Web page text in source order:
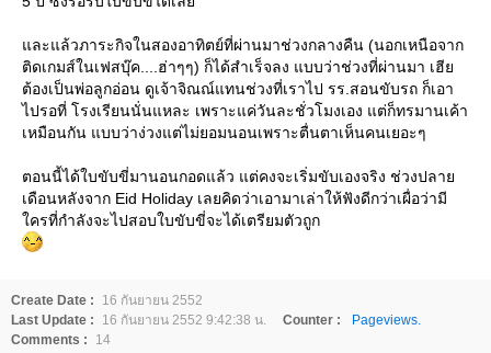
ละแล้วภาระกิจในสองอาทิตย์ที่ผ่านมาช่วงกลางคืน (นอกเหนือจาก
ติดเกมส์ในเฟสบุ๊ค....ฮ่าๆๆ) ก็ได้สำเร็จลง แบบว่าช่วงที่ผ่านมา เฮี
ต้องเป็นพ่อลูกอ่อน ดูเจ้าจิณณ์แทนช่วงที่เราไป รร.สอนขับรถ ก็เอา
ไปรอที่ โรงเรียนนั่นแหละ เพราะแค่วันละชั่วโมงเอง แต่ก็ทรมานเค้า
เหมือนกัน แบบว่าง่วงแต่ไม่ยอมนอนเพราะตื่นตาเห็นคนเยอะๆ
ตอนนี้ได้ใบขับขี่มานอนกอดแล้ว แต่คงจะเริ่มขับเองจริง ช่วงปลา
เดือนหลังจาก Eid Holiday เลยคิดว่าเอามาเล่าให้ฟังดีกว่าเผื่อว่ามี
ครที่กำลังจะไปสอบใบขับขี่จะได้เตรียมตัวถูก
Create Date :
16 กันยายน 2552
Last Update :
16 กันยายน 2552 9:42:38 น. Counter :
Pageviews.
Comments :
14